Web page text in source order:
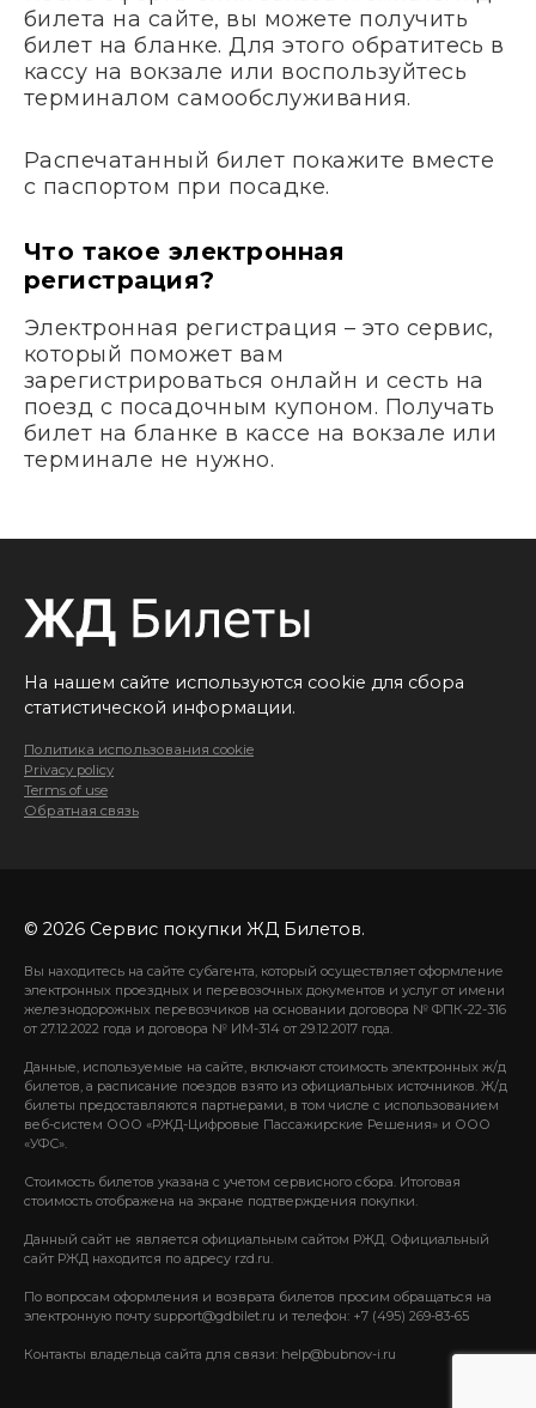
билета на сайте, вы можете получить
билет на бланке. Для этого обратитесь в
кассу на вокзале или воспользуйтесь
терминалом самообслуживания.
Распечатанный билет покажите вместе
с паспортом при посадке.
Что такое электронная
регистрация?
Электронная регистрация – это сервис,
который поможет вам
зарегистрироваться онлайн и сесть на
поезд с посадочным купоном. Получать
билет на бланке в кассе на вокзале или
терминале не нужно.
На нашем сайте используются cookie для сбора
статистической информации.
Политика использования cookie
Privacy policy
Terms of use
Обратная связь
© 2026 Сервис покупки ЖД Билетов.
Вы находитесь на сайте субагента, который осуществляет оформление
электронных проездных и перевозочных документов и услуг от имени
железнодорожных перевозчиков на основании договора № ФПК-22-316
от 27.12.2022 года и договора № ИМ-314 от 29.12.2017 года.
Данные, используемые на сайте, включают стоимость электронных ж/д
билетов, а расписание поездов взято из официальных источников. Ж/д
билеты предоставляются партнерами, в том числе с использованием
веб-систем ООО «РЖД-Цифровые Пассажирские Решения» и ООО
«УФС».
Стоимость билетов указана с учетом сервисного сбора. Итоговая
стоимость отображена на экране подтверждения покупки.
Данный сайт не является официальным сайтом РЖД. Официальный
сайт РЖД находится по адресу rzd.ru.
По вопросам оформления и возврата билетов просим обращаться на
электронную почту support@gdbilet.ru и телефон: +7 (495) 269-83-65
Контакты владельца сайта для связи: help@bubnov-i.ru